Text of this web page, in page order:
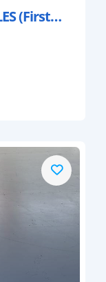
SOLENT enrouleur STAR-VOILES (First 32s5)